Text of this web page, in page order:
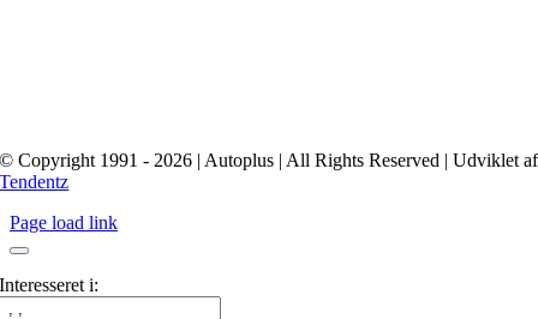
© Copyright 1991 - 2026 | Autoplus | All Rights Reserved | Udviklet af
Tendentz
Page load link
Interesseret i: